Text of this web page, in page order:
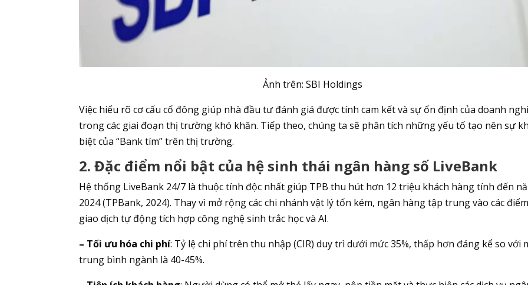
Ảnh trên: SBI Holdings
Việc hiểu rõ cơ cấu cổ đông giúp nhà đầu tư đánh giá được tính cam kết và sự ổn định của doanh
trong các giai đoạn thị trường khó khăn. Tiếp theo, chúng ta sẽ phân tích những yếu tố tạo nên sự
biệt của “Bank tím” trên thị trường.
2. Đặc điểm nổi bật của hệ sinh thái ngân hàng số LiveBank
Hệ thống LiveBank 24/7 là thuộc tính độc nhất giúp TPB thu hút hơn 12 triệu khách hàng tính đến
2024 (TPBank, 2024). Thay vì mở rộng các chi nhánh vật lý tốn kém, ngân hàng tập trung vào các
giao dịch tự động tích hợp công nghệ sinh trắc học và AI.
– Tối ưu hóa chi phí: Tỷ lệ chi phí trên thu nhập (CIR) duy trì dưới mức 35%, thấp hơn đáng kể so với
trung bình ngành là 40-45%.